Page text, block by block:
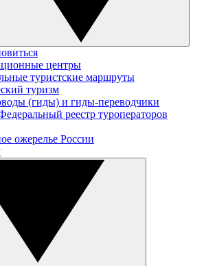
центры
туристские маршруты
туризм
(гиды) и гиды-переводчики
реестр туроператоров
ожерелье России